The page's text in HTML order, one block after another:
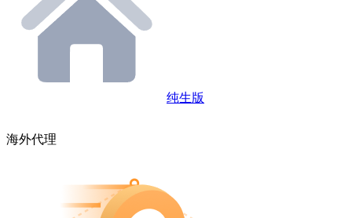
纯生版
海外代理